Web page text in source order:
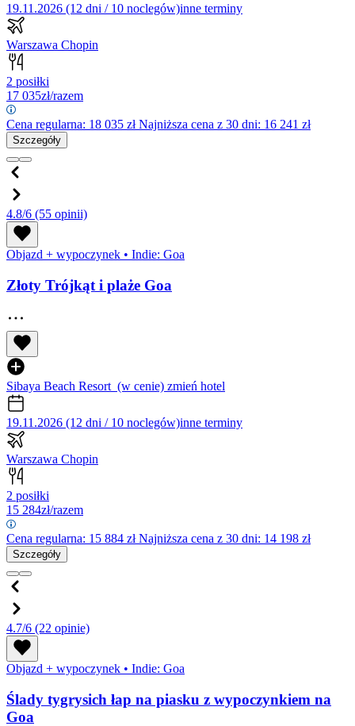
19.11.2026 (12 dni / 10 noclegów)inne terminy
Warszawa Chopin
2 posiłki
17 035zł/razem
Cena regularna: 18 035 złNajniższa cena z 30 dni: 16 241 zł
Szczegóły
4.8/6 (55 opinii)
Objazd + wypoczynek • Indie: Goa
Złoty Trójkąt i plaże Goa
Sibaya Beach Resort (w cenie) zmień hotel
19.11.2026 (12 dni / 10 noclegów)inne terminy
Warszawa Chopin
2 posiłki
15 284zł/razem
Cena regularna: 15 884 złNajniższa cena z 30 dni: 14 198 zł
Szczegóły
4.7/6 (22 opinie)
Objazd + wypoczynek • Indie: Goa
Ślady tygrysich łap na piasku z wypoczynkiem na
Goa